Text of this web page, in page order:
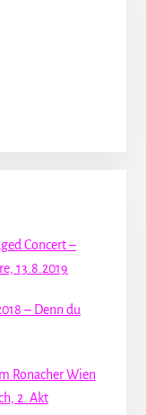
Concert –
13.8.2019
– Denn du
Ronacher Wien
2. Akt